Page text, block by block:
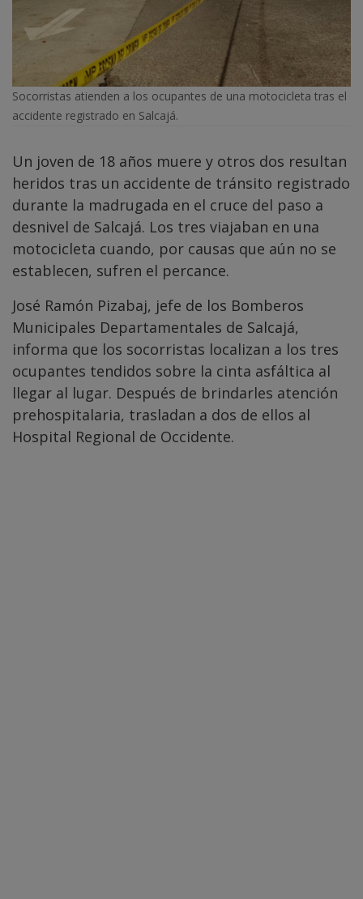
Socorristas atienden a los ocupantes de una motocicleta tras el
accidente registrado en Salcajá.
Un joven de 18 años muere y otros dos resultan
heridos tras un accidente de tránsito registrado
durante la madrugada en el cruce del paso a
desnivel de Salcajá. Los tres viajaban en una
motocicleta cuando, por causas que aún no se
establecen, sufren el percance.
José Ramón Pizabaj, jefe de los Bomberos
Municipales Departamentales de Salcajá,
informa que los socorristas localizan a los tres
ocupantes tendidos sobre la cinta asfáltica al
llegar al lugar. Después de brindarles atención
prehospitalaria, trasladan a dos de ellos al
Hospital Regional de Occidente.